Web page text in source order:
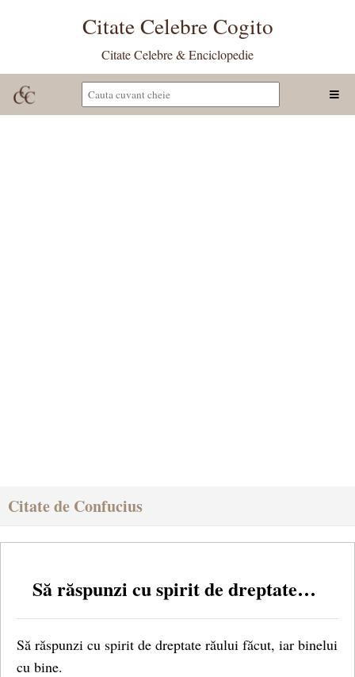
Citate Celebre Cogito
Citate Celebre & Enciclopedie
Citate de Confucius
Să răspunzi cu spirit de dreptate…
Să răspunzi cu spirit de dreptate răului făcut, iar binelui
cu bine.